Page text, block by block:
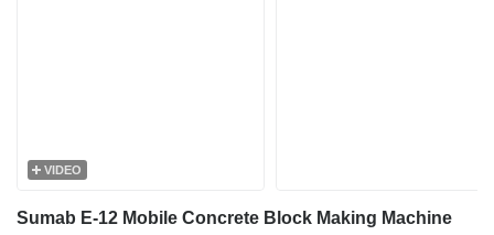
VIDEO
Sumab E-12 Mobile Concrete Block Making Machine